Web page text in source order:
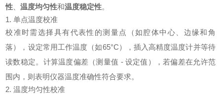
性 、温度均匀性和温度稳定性。
1. 单点温度校准
校准时需选择具有代表性的测量点（如腔体中心、边缘和角
落），设定常用工作温度（如65°C），插入高精度温度计并等待
读数稳定。计算温度偏差（测量值 - 设定值），若偏差在允许范
围内，则表明仪器温度准确性符合要求。
2. 温度均匀性校准